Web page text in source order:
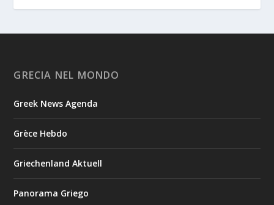
GRECIA NEL MONDO
Greek News Agenda
Grèce Hebdo
Griechenland Aktuell
Panorama Griego